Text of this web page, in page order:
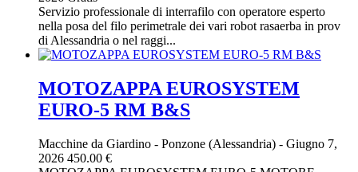
Servizio professionale di interrafilo con operatore esperto
nella posa del filo perimetrale dei vari robot rasaerba in prov
di Alessandria o nel raggi...
MOTOZAPPA EUROSYSTEM
EURO-5 RM B&S
Macchine da Giardino - Ponzone (Alessandria) - Giugno 7,
2026 450.00 €